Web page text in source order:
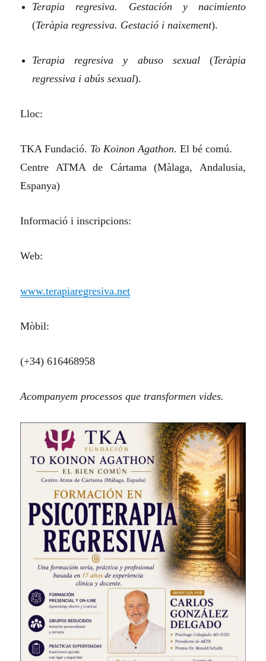
Terapia regresiva. Gestación y nacimiento
(Teràpia regressiva. Gestació i naixement).
Terapia regresiva y abuso sexual(Teràpia
regressiva i abús sexual).
Lloc:
TKA Fundació. To Koinon Agathon. El bé comú.
Centre ATMA de Cártama (Màlaga, Andalusia,
Espanya)
Informació i inscripcions:
Web:
www.terapiaregresiva.net
Mòbil:
(+34) 616468958
Acompanyem processos que transformen vides.